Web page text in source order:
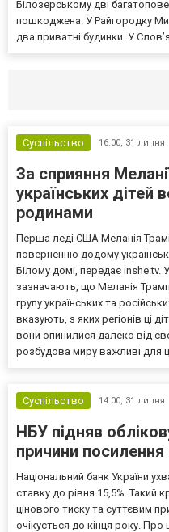
Білозерському дві
пошкоджена. У Райгородку
два приватні будинки. У
Суспільство 16:00, 31 липня
За сприяння
українських дітей
родинами
Перша леді США Меланія
поверненню додому
Білому домі, передає inshe.tv.
зазначають, що Меланія
групу українських та
вказують, з яких регіонів ці
вони опинилися далеко від
розбудова миру важливі для
Суспільство 14:00, 31 липня
НБУ підняв
причини посилення
Національний банк України
ставку до рівня 15,5%. Такий
цінового тиску та суттєвим
очікується до кінця року.